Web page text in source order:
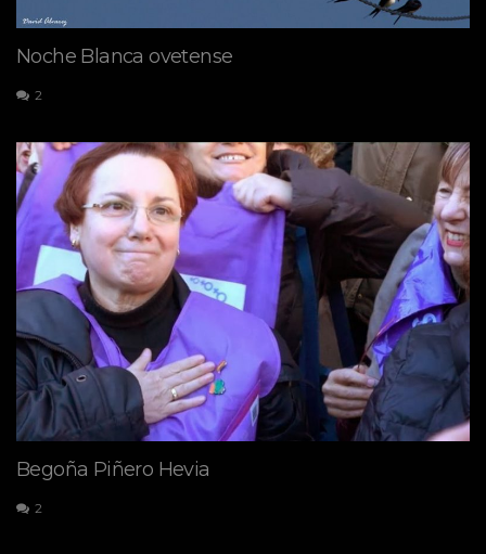
Noche Blanca ovetense
2
Begoña Piñero Hevia
2